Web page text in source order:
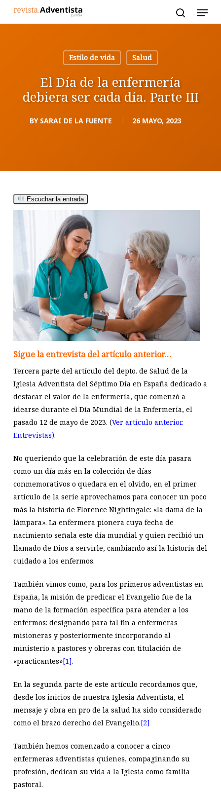
Estilo de vida
Salud
El Día de la enfermería
debiera ser cada día. Parte III
BY SARAI DE LA FUENTE 26 MAYO, 2023
Escuchar la entrada
Sigue la entrevista del artículo anterior…
Tercera parte del artículo del depto. de Salud de la
Iglesia Adventista del Séptimo Día en España dedicado a
destacar el valor de la enfermería, que comenzó a
idearse durante el Día Mundial de la Enfermería, el
pasado 12 de mayo de 2023. (Ver artículo anterior.
Entrevistas).
No queriendo que la celebración de este día pasara
como un día más en la colección de días
conmemorativos o quedara en el olvido, en el primer
artículo de la serie aprovechamos para conocer un poco
más la historia de Florence Nightingale: «la dama de la
lámpara». La enfermera pionera cuya fecha de
nacimiento señala este día mundial y quien recibió un
llamado de Dios a servirle, cambiando así la historia del
cuidado a los enfermos.
También vimos como, para los primeros adventistas en
España, la misión de predicar el Evangelio fue de la
mano de la formación específica para atender a los
enfermos: designando para tal fin a enfermeras
misioneras y posteriormente incorporando al
ministerio a pastores y obreras con titulación de
«practicantes»[1].
En la segunda parte de este artículo recordamos que,
desde los inicios de nuestra Iglesia Adventista, el
mensaje y obra en pro de la salud ha sido considerado
como el brazo derecho del Evangelio.[2]
También hemos comenzado a conocer a cinco
enfermeras adventistas quienes, compaginando su
profesión, dedican su vida a la Iglesia como familia
pastoral.